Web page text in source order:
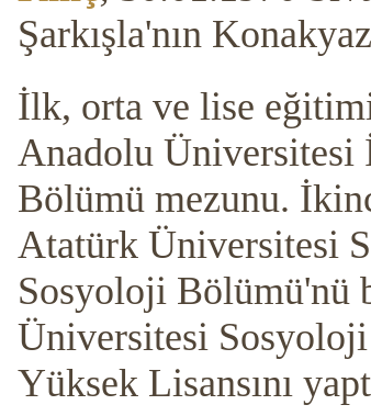
Şarkışla'nın
İlk, orta ve lise
Anadolu Üniversitesi
Bölümü mezunu.
Atatürk Üniversitesi
Sosyoloji Bölümü'nü
Üniversitesi
Yüksek Lisansını